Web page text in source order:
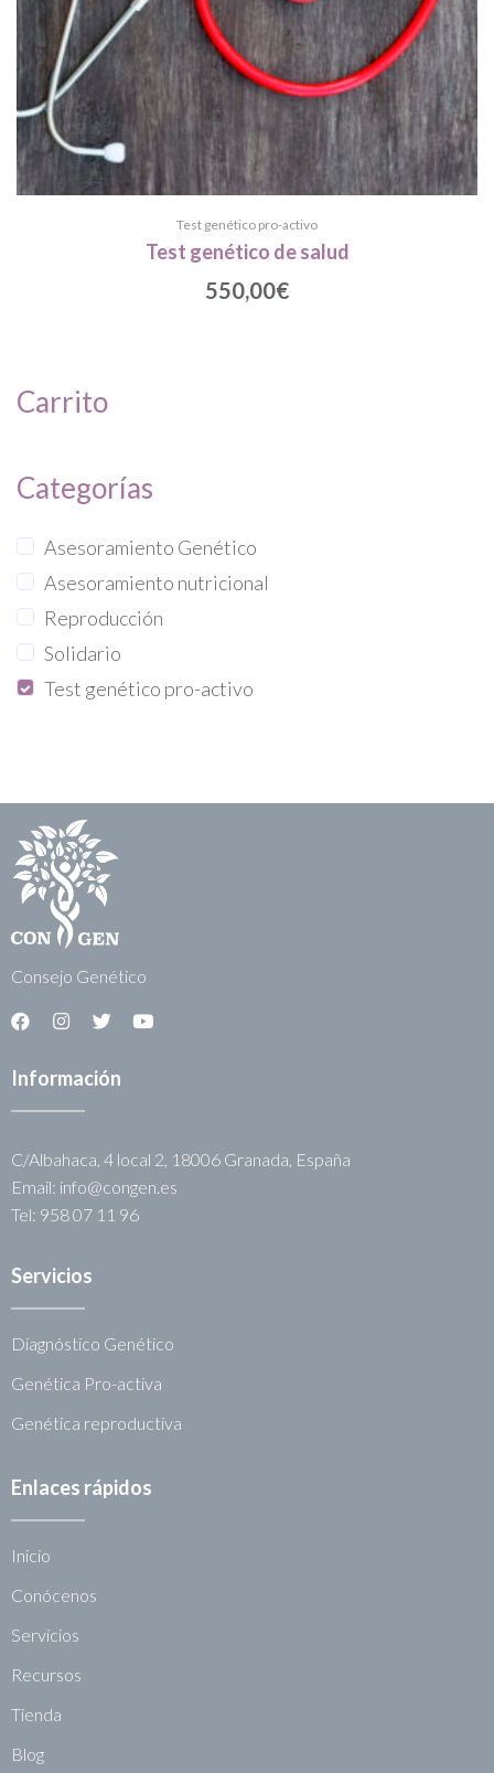
Test genético pro-activo
Test genético de salud
550,00€
Carrito
Categorías
Asesoramiento Genético
Asesoramiento nutricional
Reproducción
Solidario
Test genético pro-activo
Consejo Genético
Información
C/Albahaca, 4 local 2, 18006 Granada, España
Email: info@congen.es
Tel: 958 07 11 96
Servicios
Diagnóstico Genético
Genética Pro-activa
Genética reproductiva
Enlaces rápidos
Inicio
Conócenos
Servicios
Recursos
Tienda
Blog